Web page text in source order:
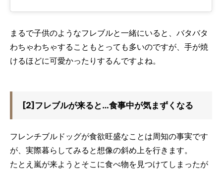
まるで子供のようなフレブルと一緒にいると、バタバタ
わちゃわちゃすることもとっても多いのですが、手が焼
けるほどに可愛かったりするんですよね。
[2]フレブルが来ると…食事中が気まずくなる
フレンチブルドッグが食欲旺盛なことは周知の事実です
が、実際暮らしてみると想像の斜め上を行きます。
たとえ嵐が来ようとそこに食べ物を見つけてしまったが